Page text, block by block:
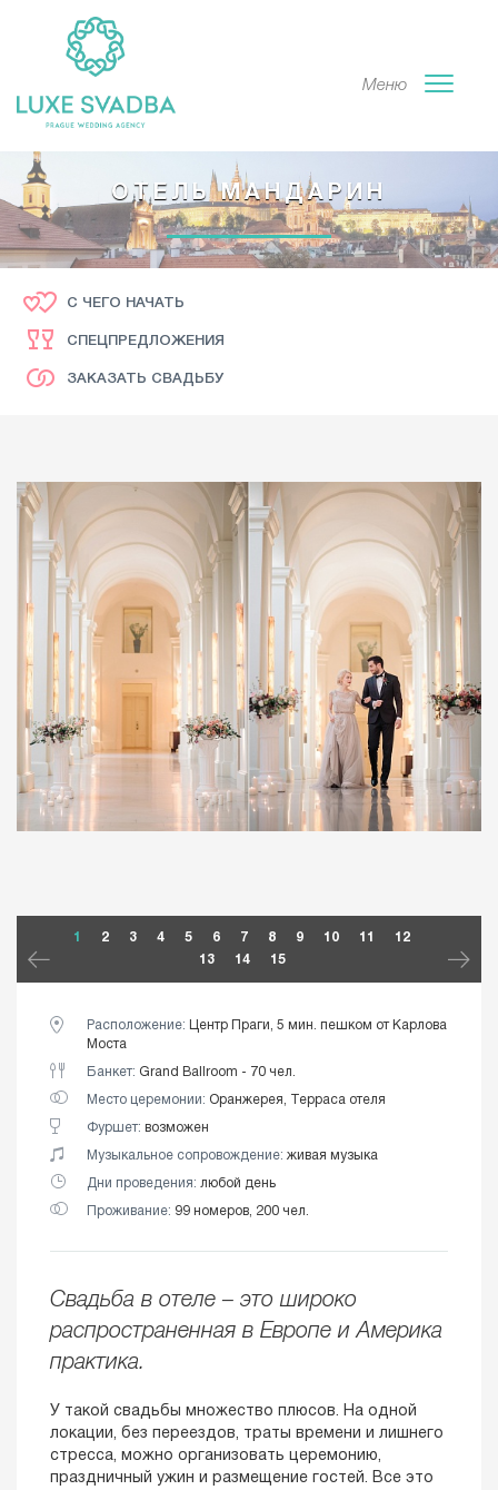
Меню
ОТЕЛЬ МАНДАРИН
С ЧЕГО НАЧАТЬ
СПЕЦПРЕДЛОЖЕНИЯ
ЗАКАЗАТЬ СВАДЬБУ
1 2 3 4 5 6 7 8 9 10 11
12
13
14 15
Расположение: Центр Праги, 5 мин. пешком от Карлова
Моста
Банкет: Grand Ballroom - 70 чел.
Место церемонии: Оранжерея, Терраса отеля
Фуршет: возможен
Музыкальное сопровождение: живая музыка
Дни проведения: любой день
Проживание: 99 номеров, 200 чел.
Свадьба в отеле – это широко
распространенная в Европе и Америка
практика.
У такой свадьбы множество плюсов. На одной
локации, без переездов, траты времени и лишнего
стресса, можно организовать церемонию,
праздничный ужин и размещение гостей. Все это